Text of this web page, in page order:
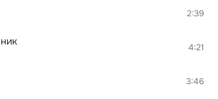
2:39
4:21
3:46